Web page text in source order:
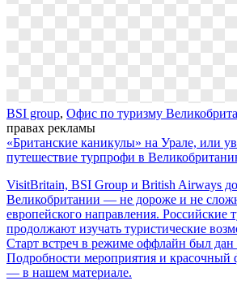
BSI group, Офис по туризму
правах рекламы
«Британские каникулы» на Урале, или
путешествие турпрофи в
VisitBritain, BSI Group и British Airways
Великобритании — не дороже и не
европейского направления. Российские
продолжают изучать туристические
Старт встреч в режиме оффлайн был дан
Подробности мероприятия и красочный
— в нашем материале.